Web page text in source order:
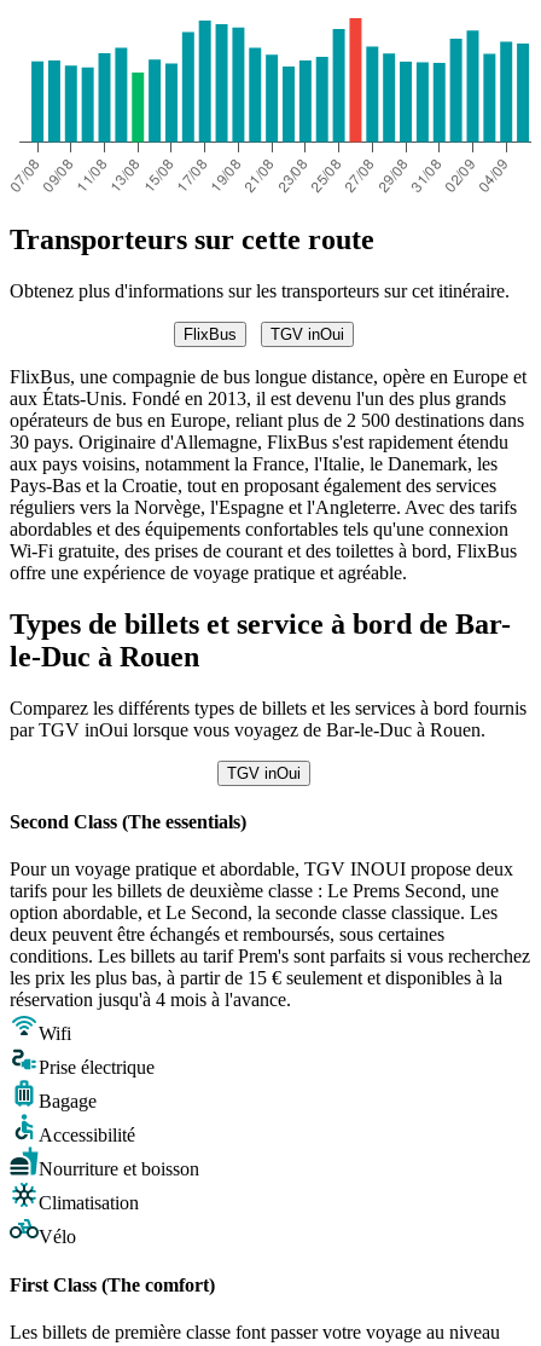
Transporteurs sur cette route
Obtenez plus d'informations sur les transporteurs sur cet itinéraire.
FlixBus TGV inOui
FlixBus, une compagnie de bus longue distance, opère en Europe et
aux États-Unis. Fondé en 2013, il est devenu l'un des plus grands
opérateurs de bus en Europe, reliant plus de 2 500 destinations dans
30 pays. Originaire d'Allemagne, FlixBus s'est rapidement étendu
aux pays voisins, notamment la France, l'Italie, le Danemark, les
Pays-Bas et la Croatie, tout en proposant également des services
réguliers vers la Norvège, l'Espagne et l'Angleterre. Avec des tarifs
abordables et des équipements confortables tels qu'une connexion
Wi-Fi gratuite, des prises de courant et des toilettes à bord, FlixBus
offre une expérience de voyage pratique et agréable.
Types de billets et service à bord de Bar-
le-Duc à Rouen
Comparez les différents types de billets et les services à bord fournis
par TGV inOui lorsque vous voyagez de Bar-le-Duc à Rouen.
TGV inOui
Second Class (The essentials)
Pour un voyage pratique et abordable, TGV INOUI propose deux
tarifs pour les billets de deuxième classe : Le Prems Second, une
option abordable, et Le Second, la seconde classe classique. Les
deux peuvent être échangés et remboursés, sous certaines
conditions. Les billets au tarif Prem's sont parfaits si vous recherchez
les prix les plus bas, à partir de 15 € seulement et disponibles à la
réservation jusqu'à 4 mois à l'avance.
Wifi
Prise électrique
Bagage
Accessibilité
Nourriture et boisson
Climatisation
Vélo
First Class (The comfort)
Les billets de première classe font passer votre voyage au niveau